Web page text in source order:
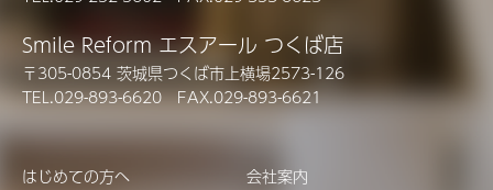
Smile Reform エスアール つくば店
〒305-0854 茨城県つくば市上横場2573-126
TEL.029-893-6620 FAX.029-893-6621
はじめての方へ
会社案内